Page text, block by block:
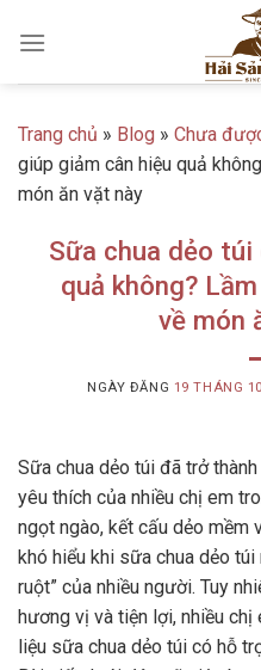
Trang chủ » Blog » Chưa
giúp giảm cân hiệu quả
món ăn vặt này
Sữa chua dẻo
quả không?
về món
NGÀY ĐĂNG 19 THÁNG
Sữa chua dẻo túi đã trở
yêu thích của nhiều chị em
ngọt ngào, kết cấu dẻo mềm
khó hiểu khi sữa chua dẻo túi
ruột” của nhiều người. Tuy
hương vị và tiện lợi, nhiều
liệu sữa chua dẻo túi có hỗ